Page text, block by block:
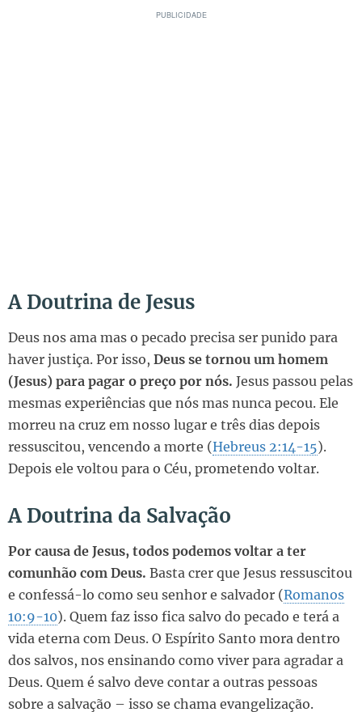
A Doutrina de Jesus
Deus nos ama mas o pecado precisa ser punido para
haver justiça. Por isso, Deus se tornou um homem
(Jesus) para pagar o preço por nós. Jesus passou pelas
mesmas experiências que nós mas nunca pecou. Ele
morreu na cruz em nosso lugar e três dias depois
ressuscitou, vencendo a morte (Hebreus 2:14-15).
Depois ele voltou para o Céu, prometendo voltar.
A Doutrina da Salvação
Por causa de Jesus, todos podemos voltar a ter
comunhão com Deus. Basta crer que Jesus ressuscitou
e confessá-lo como seu senhor e salvador (Romanos
10:9-10). Quem faz isso fica salvo do pecado e terá a
vida eterna com Deus. O Espírito Santo mora dentro
dos salvos, nos ensinando como viver para agradar a
Deus. Quem é salvo deve contar a outras pessoas
sobre a salvação – isso se chama evangelização.